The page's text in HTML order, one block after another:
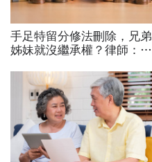
手足特留分修法刪除，兄弟
姊妹就沒繼承權？律師：少
「特別貢獻」為何沒列入